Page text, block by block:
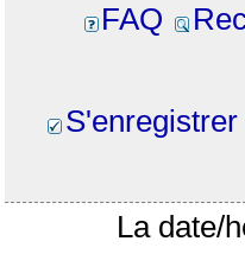
FAQ
S'enregistrer
La date/